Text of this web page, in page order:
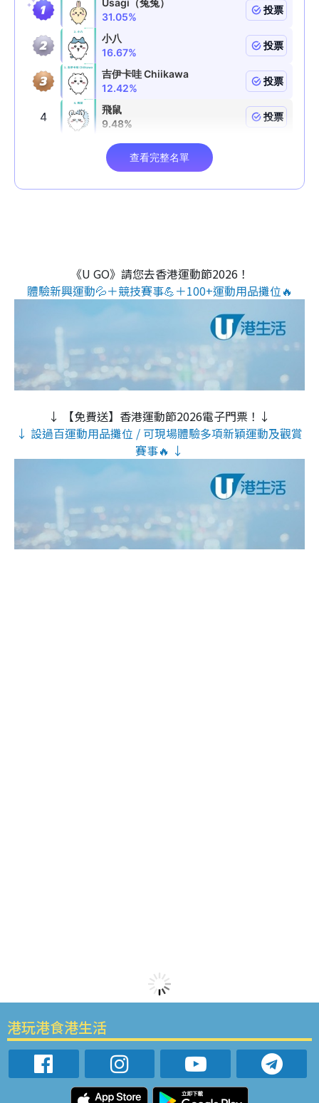
《U GO》請您去香港運動節2026！
體驗新興運動💦＋競技賽事💪＋100+運動用品攤位🔥
↓ 【免費送】香港運動節2026電子門票！↓
↓ 設過百運動用品攤位 / 可現場體驗多項新穎運動及觀賞
賽事🔥 ↓
港玩港食港生活